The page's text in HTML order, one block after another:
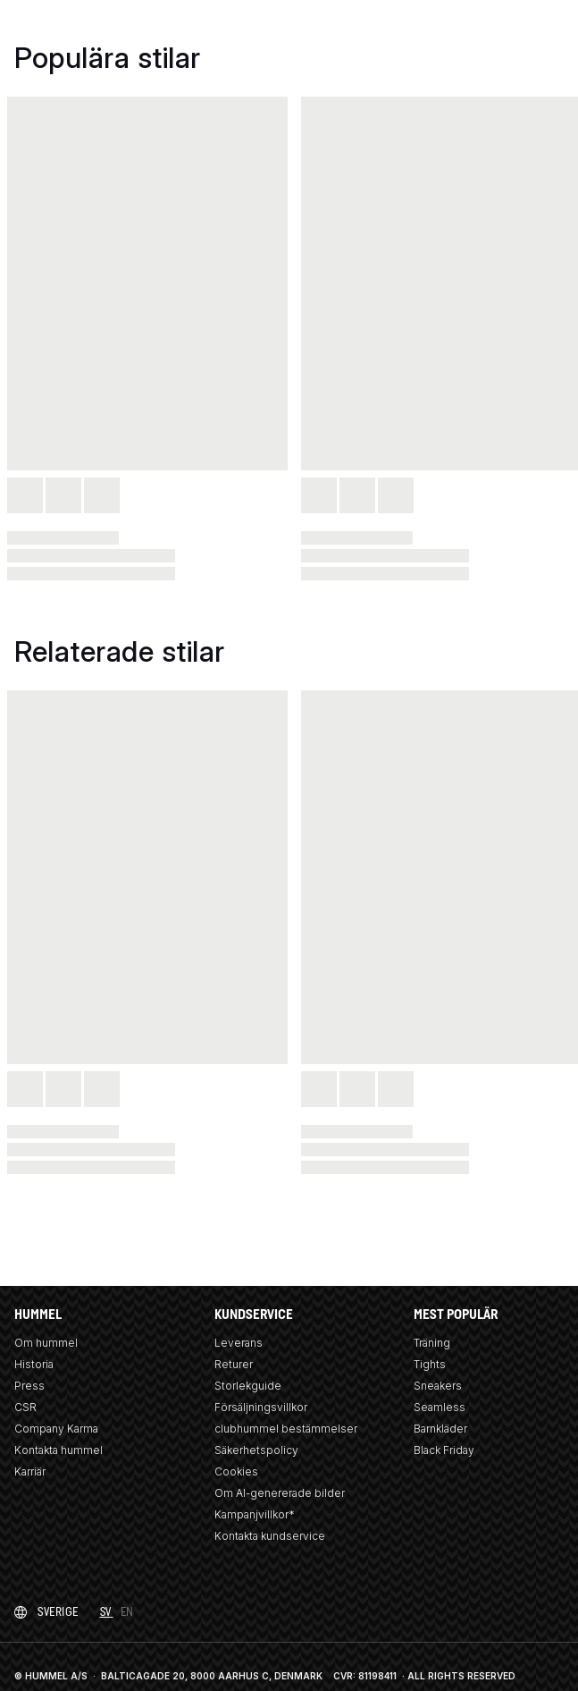
Populära stilar
Relaterade stilar
HUMMEL
Om hummel
Historia
Press
CSR
Company Karma
Kontakta hummel
Karriär
KUNDSERVICE
Leverans
Returer
Storlekguide
Försäljningsvillkor
clubhummel bestämmelser
Säkerhetspolicy
Cookies
Om AI-genererade bilder
Kampanjvillkor*
Kontakta kundservice
MEST POPULÄR
Träning
Tights
Sneakers
Seamless
Barnkläder
Black Friday
SVERIGE SV EN
© HUMMEL A/S · BALTICAGADE 20, 8000 AARHUS C, DENMARK CVR: 81198411 · ALL RIGHTS RESERVED